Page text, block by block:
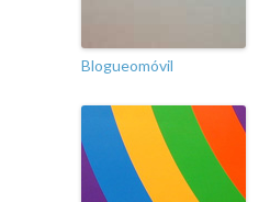
Blogueomóvil